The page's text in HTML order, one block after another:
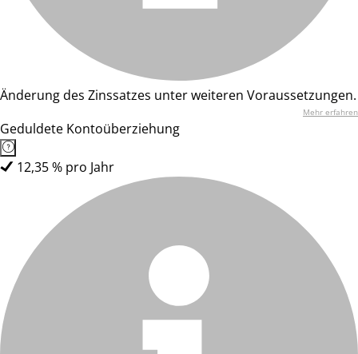
Änderung des Zinssatzes unter weiteren Voraussetzungen.
Mehr erfahren
Geduldete Kontoüberziehung
12,35 % pro Jahr